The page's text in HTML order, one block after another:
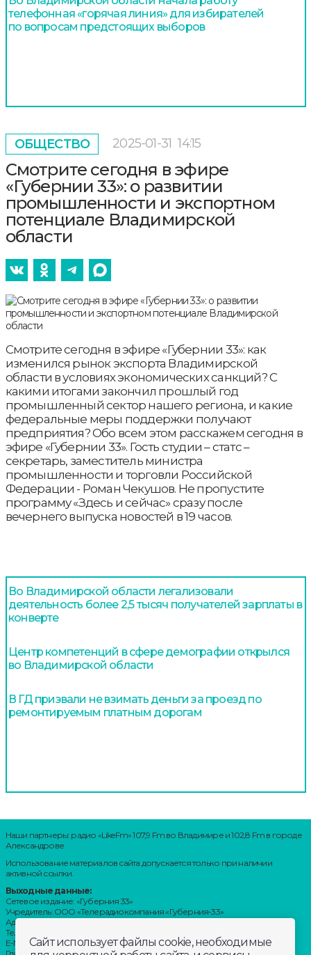
телефонная «горячая линия» для избирателей
по вопросам предстоящих выборов
ОБЩЕСТВО 2025-01-31 14:15
Смотрите сегодня в эфире
«Губернии 33»: о развитии
промышленности и экспортном
потенциале Владимирской
области
Смотрите сегодня в эфире «Губернии 33»: как
изменился рынок экспорта Владимирской
области в условиях экономических санкций? С
какими итогами закончил прошлый год
промышленный сектор нашего региона, и какие
федеральные меры поддержки получают
предприятия? Обо всем этом расскажем сегодня в
эфире «Губернии 33». Гость студии – статс –
секретарь, заместитель министра
промышленности и торговли Российской
Федерации - Роман Чекушов. Не пропустите
программу «Здесь и сейчас» сразу после
вечернего выпуска новостей в 19 часов.
Во Владимирской области легализовали
деятельность более 2,5 тысяч получателей зарплаты в
конверте
Центр компетенций в сфере демографии открылся
во Владимирской области
В ГД призвали не взимать деньги за проезд по
ремонтируемым платным дорогам
Наши партнеры: радио «LikeFm» 107,9 Fm во Владимире и 102,8 Fm в городе
Александрове
Использование материалов сайта допускается только при наличии
активной ссылки.
Выходные данные:
Сетевое издание: «Губерния 33»
Учредитель: ООО «Телерадиокомпания «Губерния-33»
Адрес: Воронцовский переулок, д.4.г. Владимир, 600000
Телефон: 8 (4922) 36-20-36.
E-Mail: news@trc33.ru
Сайт использует файлы cookie, необходимые